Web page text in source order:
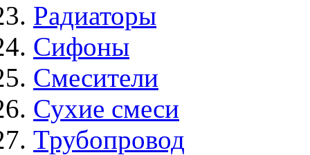
Радиаторы
Сифоны
Смесители
Сухие смеси
Трубопровод